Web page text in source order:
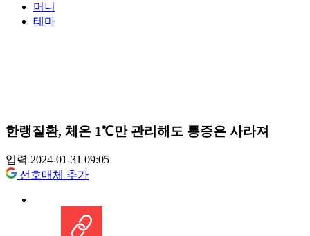
머니
테마
한랭질환, 체온 1℃만 관리해도 통증은 사라져
입력 2024-01-31 09:05
선호매체 추가